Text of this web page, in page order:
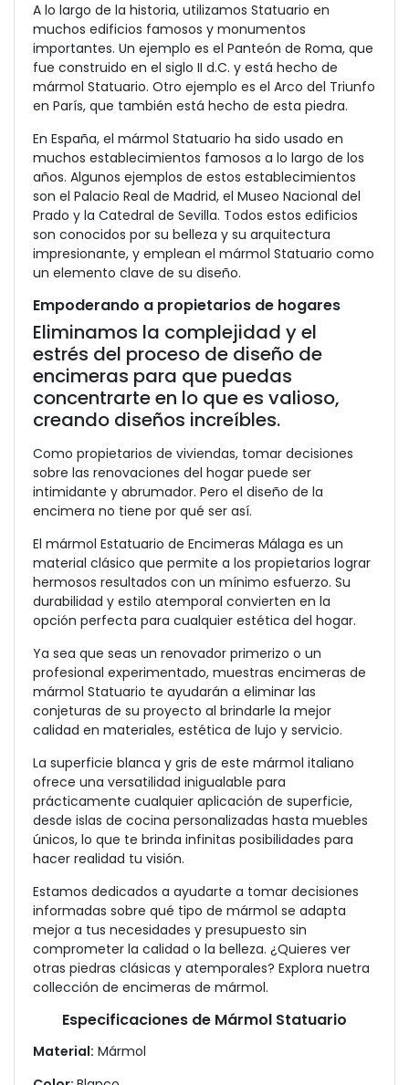
A lo largo de la historia, utilizamos Statuario en
muchos edificios famosos y monumentos
importantes. Un ejemplo es el Panteón de Roma, que
fue construido en el siglo II d.C. y está hecho de
mármol Statuario. Otro ejemplo es el Arco del Triunfo
en París, que también está hecho de esta piedra.
En España, el mármol Statuario ha sido usado en
muchos establecimientos famosos a lo largo de los
años. Algunos ejemplos de estos establecimientos
son el Palacio Real de Madrid, el Museo Nacional del
Prado y la Catedral de Sevilla. Todos estos edificios
son conocidos por su belleza y su arquitectura
impresionante, y emplean el mármol Statuario como
un elemento clave de su diseño.
Empoderando a propietarios de hogares
Eliminamos la complejidad y el
estrés del proceso de diseño de
encimeras para que puedas
concentrarte en lo que es valioso,
creando diseños increíbles.
Como propietarios de viviendas, tomar decisiones
sobre las renovaciones del hogar puede ser
intimidante y abrumador. Pero el diseño de la
encimera no tiene por qué ser así.
El mármol Estatuario de Encimeras Málaga es un
material clásico que permite a los propietarios lograr
hermosos resultados con un mínimo esfuerzo. Su
durabilidad y estilo atemporal convierten en la
opción perfecta para cualquier estética del hogar.
Ya sea que seas un renovador primerizo o un
profesional experimentado, muestras encimeras de
mármol Statuario te ayudarán a eliminar las
conjeturas de su proyecto al brindarle la mejor
calidad en materiales, estética de lujo y servicio.
La superficie blanca y gris de este mármol italiano
ofrece una versatilidad inigualable para
prácticamente cualquier aplicación de superficie,
desde islas de cocina personalizadas hasta muebles
únicos, lo que te brinda infinitas posibilidades para
hacer realidad tu visión.
Estamos dedicados a ayudarte a tomar decisiones
informadas sobre qué tipo de mármol se adapta
mejor a tus necesidades y presupuesto sin
comprometer la calidad o la belleza. ¿Quieres ver
otras piedras clásicas y atemporales? Explora nuetra
collección de encimeras de mármol.
Especificaciones de Mármol Statuario
Material: Mármol